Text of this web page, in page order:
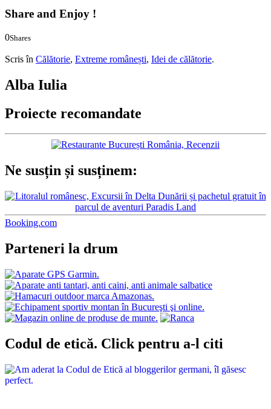
Share and Enjoy !
0Shares
Scris în Călătorie, Extreme românești, Idei de călătorie.
Alba Iulia
Proiecte recomandate
Ne susțin și susținem:
Booking.com
Parteneri la drum
Codul de etică. Click pentru a-l citi